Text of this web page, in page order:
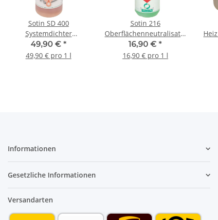
Sotin SD 400
Systemdichter
Leckdichter 1 l 6140-1
49,90 € *
49,90 € pro 1 l
Sotin 216
Oberflächenneutralisator
1 l Handsprayflasche
216-1
16,90 € *
16,90 € pro 1 l
Informationen
Gesetzliche Informationen
Versandarten